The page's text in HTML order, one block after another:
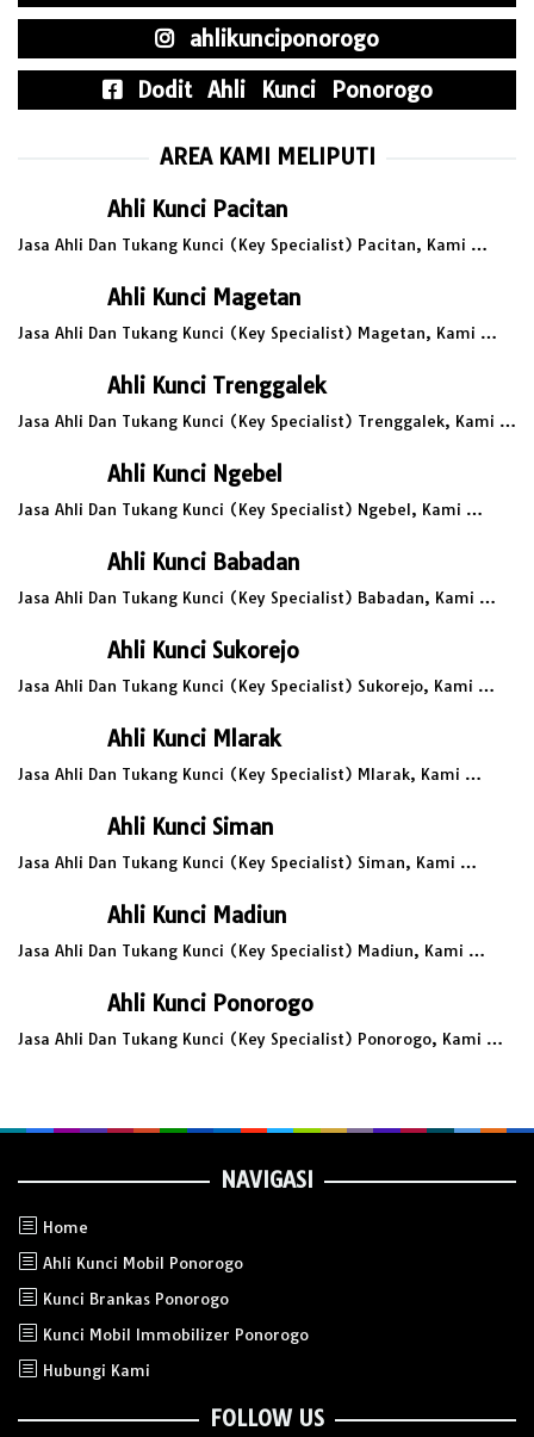
ahlikunciponorogo
Dodit Ahli Kunci Ponorogo
AREA KAMI MELIPUTI
Ahli Kunci Pacitan
Jasa Ahli Dan Tukang Kunci (Key Specialist) Pacitan, Kami …
Ahli Kunci Magetan
Jasa Ahli Dan Tukang Kunci (Key Specialist) Magetan, Kami …
Ahli Kunci Trenggalek
Jasa Ahli Dan Tukang Kunci (Key Specialist) Trenggalek, Kami …
Ahli Kunci Ngebel
Jasa Ahli Dan Tukang Kunci (Key Specialist) Ngebel, Kami …
Ahli Kunci Babadan
Jasa Ahli Dan Tukang Kunci (Key Specialist) Babadan, Kami …
Ahli Kunci Sukorejo
Jasa Ahli Dan Tukang Kunci (Key Specialist) Sukorejo, Kami …
Ahli Kunci Mlarak
Jasa Ahli Dan Tukang Kunci (Key Specialist) Mlarak, Kami …
Ahli Kunci Siman
Jasa Ahli Dan Tukang Kunci (Key Specialist) Siman, Kami …
Ahli Kunci Madiun
Jasa Ahli Dan Tukang Kunci (Key Specialist) Madiun, Kami …
Ahli Kunci Ponorogo
Jasa Ahli Dan Tukang Kunci (Key Specialist) Ponorogo, Kami …
NAVIGASI
Home
Ahli Kunci Mobil Ponorogo
Kunci Brankas Ponorogo
Kunci Mobil Immobilizer Ponorogo
Hubungi Kami
FOLLOW US